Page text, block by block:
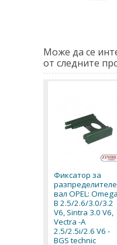
Може да се
от следните
Фиксатор за
вал OPEL:
B 2.5/2.6/3.0/3.2
V6, Sintra 3.0 V6,
Vectra -A
2.5/2.5i/2.6 V6 -
BGS technic